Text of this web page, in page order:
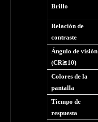
Brillo
Relación de
contraste
Ángulo de visión
(CR≧10)
Colores de la
pantalla
Tiempo de
respuesta